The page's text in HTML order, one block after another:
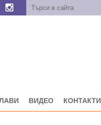
ВИДЕО КОНТАКТИ